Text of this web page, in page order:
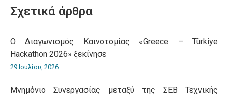
Σχετικά άρθρα
O Διαγωνισμός Καινοτομίας «Greece – Türkiye
Hackathon 2026» ξεκίνησε
29 Ιουλίου, 2026
Μνημόνιο Συνεργασίας μεταξύ της ΣΕΒ Τεχνικής